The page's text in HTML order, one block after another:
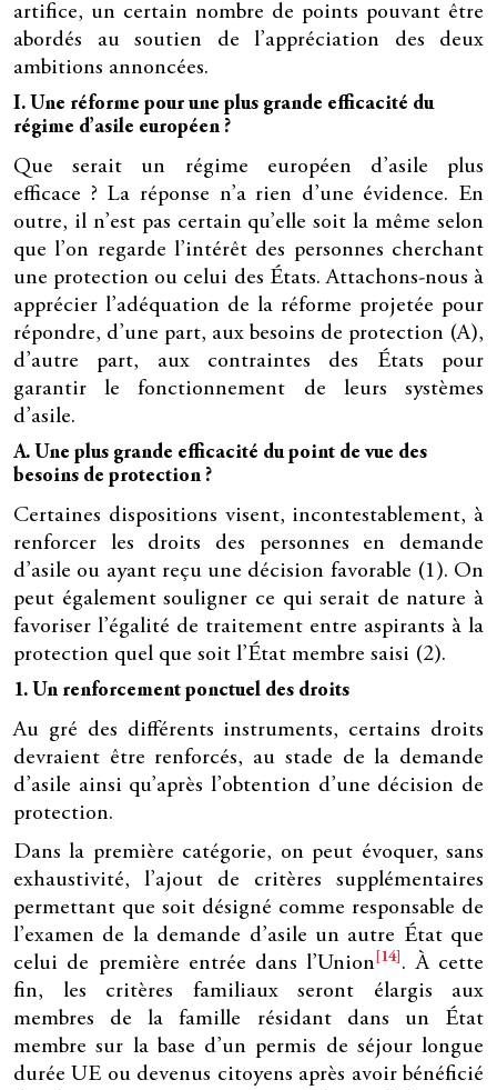
artifice, un certain nombre de points pouvant être
abordés au soutien de l’appréciation des deux
ambitions annoncées.
I. Une réforme pour une plus grande efficacité du
régime d’asile européen ?
Que serait un régime européen d’asile plus
efficace ? La réponse n’a rien d’une évidence. En
outre, il n’est pas certain qu’elle soit la même selon
que l’on regarde l’intérêt des personnes cherchant
une protection ou celui des États. Attachons-nous à
apprécier l’adéquation de la réforme projetée pour
répondre, d’une part, aux besoins de protection (A),
d’autre part, aux contraintes des États pour
garantir le fonctionnement de leurs systèmes
d’asile.
A. Une plus grande efficacité du point de vue des
besoins de protection ?
Certaines dispositions visent, incontestablement, à
renforcer les droits des personnes en demande
d’asile ou ayant reçu une décision favorable (1). On
peut également souligner ce qui serait de nature à
favoriser l’égalité de traitement entre aspirants à la
protection quel que soit l’État membre saisi (2).
1. Un renforcement ponctuel des droits
Au gré des différents instruments, certains droits
devraient être renforcés, au stade de la demande
d’asile ainsi qu’après l’obtention d’une décision de
protection.
Dans la première catégorie, on peut évoquer, sans
exhaustivité, l’ajout de critères supplémentaires
permettant que soit désigné comme responsable de
l’examen de la demande d’asile un autre État que
celui de première entrée dans l’Union [14] . À cette
fin, les critères familiaux seront élargis aux
membres de la famille résidant dans un État
membre sur la base d’un permis de séjour longue
durée UE ou devenus citoyens après avoir bénéficié